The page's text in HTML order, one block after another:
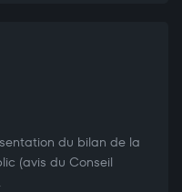
du bilan de la
(avis du Conseil